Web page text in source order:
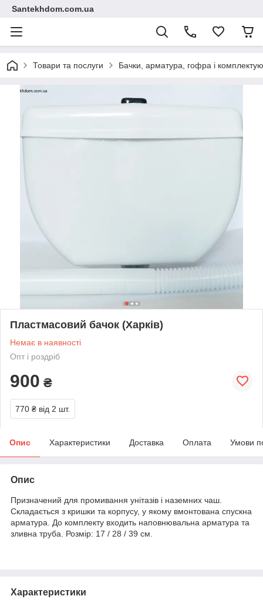
Santekhdom.com.ua
Товари та послуги Бачки, арматура, гофра і
Пластмасовий бачок (Харків)
Немає в наявності
Опт і роздріб
900 ₴
770 ₴ від 2 шт.
Опис Характеристики Доставка Оплата Умови
Опис
Призначений для промивання унітазів і наземних чаш.
Складається з кришки та корпусу, у якому вмонтована спускна
арматура. До комплекту входить наповнювальна арматура та
зливна труба. Розмір: 17 / 28 / 39 см.
Характеристики